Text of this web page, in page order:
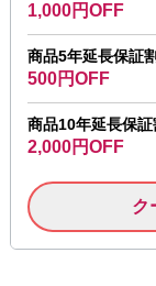
1,000円OFF
商品5年延長保証
500円OFF
商品10年延長保
2,000円OFF
ク